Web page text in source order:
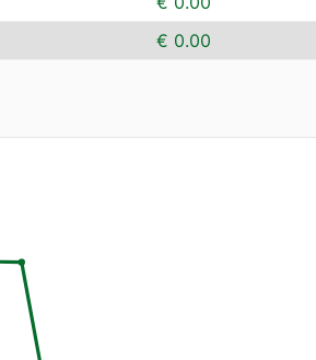
€ 0.00